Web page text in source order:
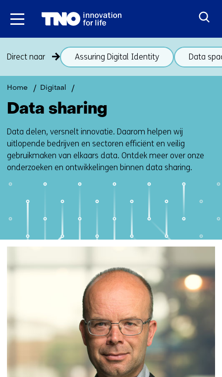
Ga
Sla
navigatie
sharing)
Direct naar Assuring Digital Identity Data
onder
thema
Data
sharing)
Home Digitaal
Data sharing
Data delen, versnelt innovatie. Daarom helpen wij
uitlopende bedrijven en sectoren efficiënt en veilig
gebruikmaken van elkaars data. Ontdek meer over onze
onderzoeken en ontwikkelingen binnen data sharing.